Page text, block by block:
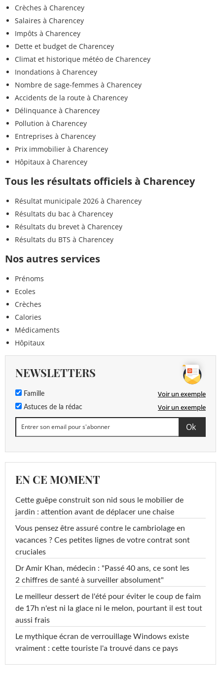
Crèches à Charencey
Salaires à Charencey
Impôts à Charencey
Dette et budget de Charencey
Climat et historique météo de Charencey
Inondations à Charencey
Nombre de sage-femmes à Charencey
Accidents de la route à Charencey
Délinquance à Charencey
Pollution à Charencey
Entreprises à Charencey
Prix immobilier à Charencey
Hôpitaux à Charencey
Tous les résultats officiels à Charencey
Résultat municipale 2026 à Charencey
Résultats du bac à Charencey
Résultats du brevet à Charencey
Résultats du BTS à Charencey
Nos autres services
Prénoms
Ecoles
Crèches
Calories
Médicaments
Hôpitaux
NEWSLETTERS
Famille Voir un exemple
Astuces de la rédac Voir un exemple
EN CE MOMENT
Cette guêpe construit son nid sous le mobilier de
jardin : attention avant de déplacer une chaise
Vous pensez être assuré contre le cambriolage en
vacances ? Ces petites lignes de votre contrat sont
cruciales
Dr Amir Khan, médecin : "Passé 40 ans, ce sont les
2 chiffres de santé à surveiller absolument"
Le meilleur dessert de l'été pour éviter le coup de faim
de 17h n'est ni la glace ni le melon, pourtant il est tout
aussi frais
Le mythique écran de verrouillage Windows existe
vraiment : cette touriste l'a trouvé dans ce pays